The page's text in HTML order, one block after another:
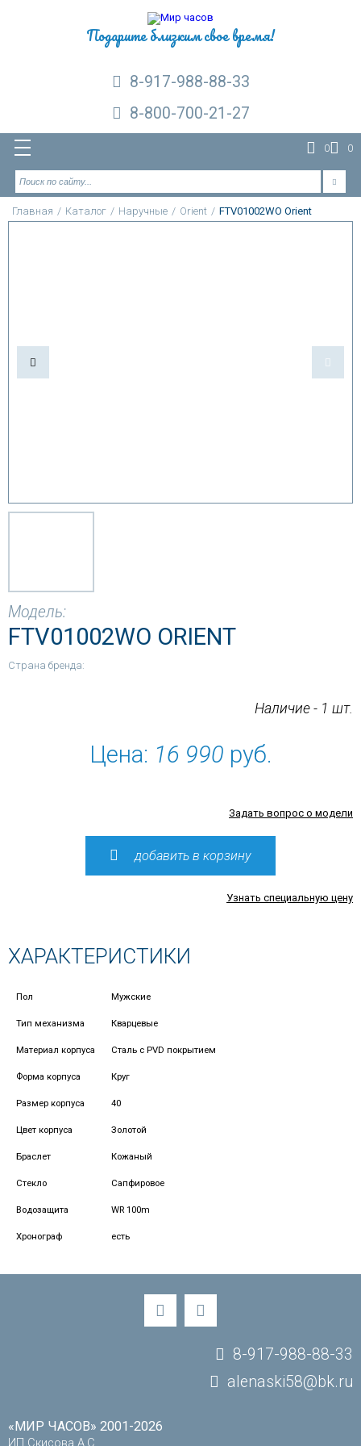
Подарите близким свое время!
8-917-988-88-33
8-800-700-21-27
0 0
Главная / Каталог / Наручные / Orient / FTV01002WO Orient
Модель:
FTV01002WO ORIENT
Страна бренда:
Наличие - 1 шт.
Цена: 16 990 руб.
Задать вопрос о модели
добавить в корзину
Узнать специальную цену
ХАРАКТЕРИСТИКИ
Пол Мужские
Тип механизма Кварцевые
Материал корпуса Сталь с PVD покрытием
Форма корпуса Круг
Размер корпуса 40
Цвет корпуса Золотой
Браслет Кожаный
Стекло Сапфировое
Водозащита WR 100m
Хронограф есть
«МИР ЧАСОВ» 2001-2026
ИП Скисова А.С.
8-917-988-88-33
alenaski58@bk.ru